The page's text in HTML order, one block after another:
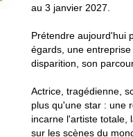
au 3 janvier 2027.
Prétendre aujourd'hui
égards, une
disparition, son
Actrice, tragédienne,
plus qu'une star : une
incarne l'artiste totale,
sur les scènes du